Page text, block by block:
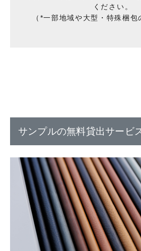
ください。
（*一部地域や大型・特殊梱包
サンプルの無料貸出サービ